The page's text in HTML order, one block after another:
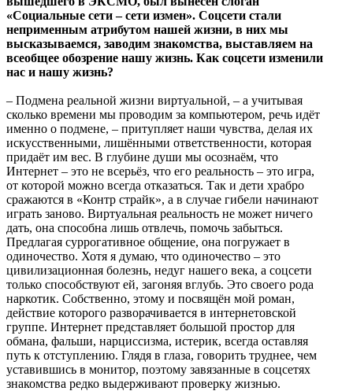
«Социальные сети – сети измен». Соцсети стали
неприменным атрибутом нашей жизни, в них мы
высказываемся, заводим знакомства, выставляем на
всеобщее обозрение нашу жизнь. Как соцсети изменили
нас и нашу жизнь?
– Подмена реальной жизни виртуальной, – а учитывая
сколько времени мы проводим за компьютером, речь идёт
именно о подмене, – притупляет наши чувства, делая их
искусственными, лишёнными ответственности, которая
придаёт им вес. В глубине души мы осознаём, что
Интернет – это не всерьёз, что его реальность – это игра,
от которой можно всегда отказаться. Так и дети храбро
сражаются в «Контр страйк», а в случае гибели начинают
играть заново. Виртуальная реальность не может ничего
дать, она способна лишь отвлечь, помочь забыться.
Предлагая суррогативное общение, она погружает в
одиночество. Хотя я думаю, что одиночество – это
цивилизационная болезнь, недуг нашего века, а соцсети
только способствуют ей, загоняя вглубь. Это своего рода
наркотик. Собственно, этому и посвящён мой роман,
действие которого разворачивается в интернетовской
группе. Интернет представляет большой простор для
обмана, фальши, нарциссизма, истерик, всегда оставляя
путь к отступлению. Глядя в глаза, говорить труднее, чем
уставившись в монитор, поэтому завязанные в соцсетях
знакомства редко выдерживают проверку жизнью.